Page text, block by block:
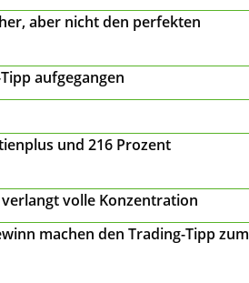
aber nicht den perfekten
aufgegangen
und 216 Prozent
volle Konzentration
machen den Trading-Tipp zum